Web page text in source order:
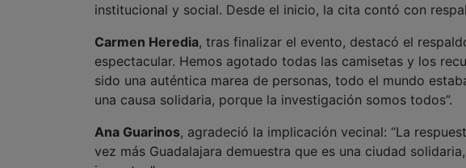
sido una auténtica marea de personas, todo el mundo
una causa solidaria, porque la investigación somos todos”.
Ana Guarinos , agradeció la implicación vecinal: “La
vez más Guadalajara demuestra que es una ciudad
importan”.
La consejera de Igualdad de Castilla-La Mancha, Sara Simón
apoyarse en la investigación, la visibilidad y la